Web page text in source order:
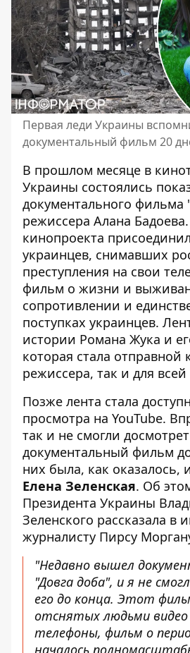
Первая леди Украины
документальный фильм 20
В прошлом месяце в
Украины состоялись
документального фильма
режиссера Алана Бадоева
кинопроекта
украинцев, снимавших
преступления на свои
фильм о жизни и
сопротивлении и
поступках украинцев.
истории Романа Жука и
которая стала отправной
режиссера, так и для
Позже лента стала
просмотра на YouTube.
так и не смогли
документальный фильм
них была, как оказалось,
Елена Зеленская. Об
Президента Украины
Зеленского рассказала в
журналисту Пирсу
"Недавно вышел
"Довга доба", и я не
его до конца. Этот
отснятых людьми видео
телефоны, фильм о
началось